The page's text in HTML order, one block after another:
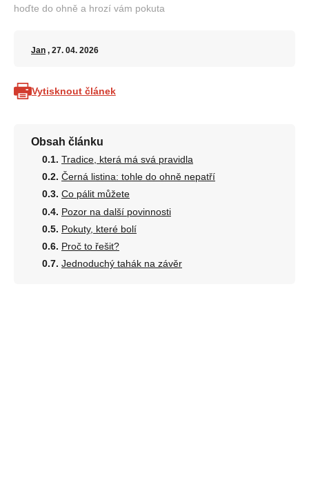
hoďte do ohně a hrozí vám pokuta
Jan , 27. 04. 2026
Vytisknout článek
Obsah článku
Tradice, která má svá pravidla
Černá listina: tohle do ohně nepatří
Co pálit můžete
Pozor na další povinnosti
Pokuty, které bolí
Proč to řešit?
Jednoduchý tahák na závěr